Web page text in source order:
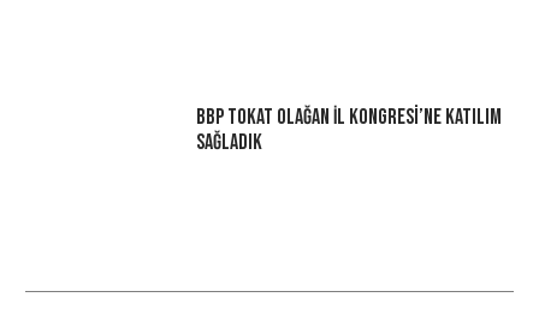
BBP Tokat Olağan İl Kongresi’ne Katılım
Sağladık